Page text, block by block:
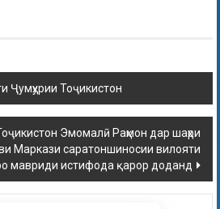
Ҷумҳурии Тоҷикистон
Эмомалӣ Раҳмон дар шаҳри
Маркази саратоншиносии вилояти
мавриди истифода қарор доданд